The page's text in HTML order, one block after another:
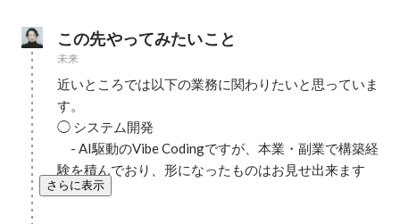
この先やってみたいこと
未来
近いところでは以下の業務に関わりたいと思っていま
す。
◯ システム開発
- AI駆動のVibe Codingですが、本業・副業で構築経
験を積んでおり、形になったものはお見せ出来ます
さらに表示